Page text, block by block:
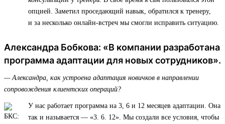
опцией. Заметил проседающий навык, обратился к тренеру,
и за несколько онлайн-встреч мы смогли исправить ситуацию.
Александра Бобкова: «В компании разработана
программа адаптации для новых сотрудников».
— Александра, как устроена адаптация новичков в направлении
сопровождения клиентских операций?
У нас работает программа на 3, 6 и 12 месяцев адаптации. Она
так и называется — «3. 6. 12». Мы создали все условия, чтобы